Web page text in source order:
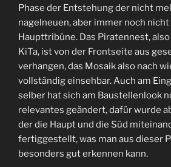
Phase der Entstehung der nicht
nagelneuen, aber immer noch
Haupttribüne. Das Piratennest,
KiTa, ist von der Frontseite aus
verhangen, das Mosaik also nach
vollständig einsehbar. Auch am
selber hat sich am Baustellenlook
relevantes geändert, dafür wurde
der die Haupt und die Süd
fertiggestellt, was man aus dieser
besonders gut erkennen kann.